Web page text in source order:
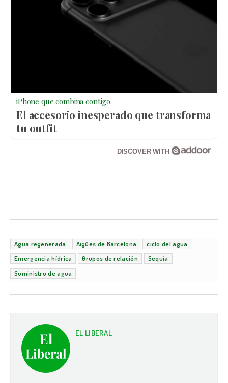
iPhone que combina contigo
El accesorio inesperado que transforma
tu outfit
DISCOVER WITH
Agua regenerada Aigües de Barcelona
ciclo del agua
Emergencia hídrica
Grupos de relación
Sequía
Suministro de agua
EL LIBERAL